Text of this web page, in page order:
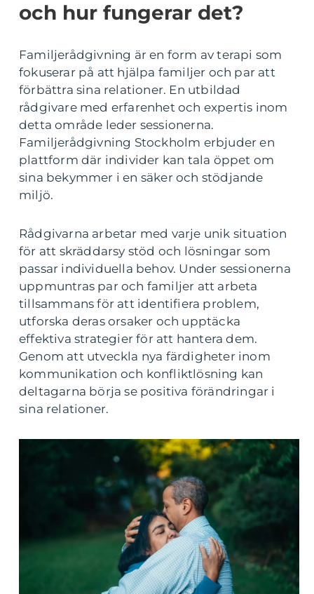
och hur fungerar det?
Familjerådgivning är en form av terapi som
fokuserar på att hjälpa familjer och par att
förbättra sina relationer. En utbildad
rådgivare med erfarenhet och expertis inom
detta område leder sessionerna.
Familjerådgivning Stockholm erbjuder en
plattform där individer kan tala öppet om
sina bekymmer i en säker och stödjande
miljö.
Rådgivarna arbetar med varje unik situation
för att skräddarsy stöd och lösningar som
passar individuella behov. Under sessionerna
uppmuntras par och familjer att arbeta
tillsammans för att identifiera problem,
utforska deras orsaker och upptäcka
effektiva strategier för att hantera dem.
Genom att utveckla nya färdigheter inom
kommunikation och konfliktlösning kan
deltagarna börja se positiva förändringar i
sina relationer.